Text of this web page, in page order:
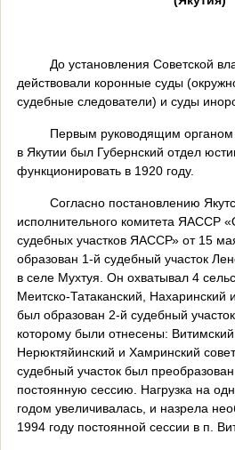
До установления Советской
действовали коронные суды
судебные следователи) и суды
Первым руководящим органом
в Якутии был Губернский отдел
функционировать в 1920 году.
Согласно постановлению
исполнительного комитета ЯАССР
судебных участков ЯАССР» от 15
образован 1-й судебный участок
в селе Мухтуя. Он охватывал 4
Меитско-Татаканский, Нахаринский
был образован 2-й судебный
которому были отнесены:
Нерюктяйинский и Хамринский
судебный участок был преобр
постоянную сессию. Нагрузка на
годом увеличивалась, и назрела
1994 году постоянной сессии в п.